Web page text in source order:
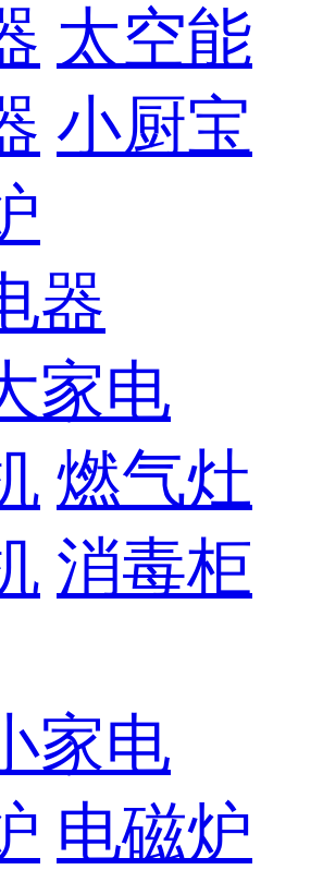
太空能
小厨宝
器
家电
燃气灶
消毒柜
家电
电磁炉